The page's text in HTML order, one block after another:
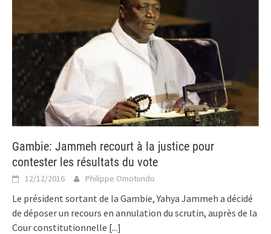
Gambie: Jammeh recourt à la justice pour
contester les résultats du vote
12/12/2016 Philippe Omotundo
Le président sortant de la Gambie, Yahya Jammeh a décidé
de déposer un recours en annulation du scrutin, auprès de la
Cour constitutionnelle [...]